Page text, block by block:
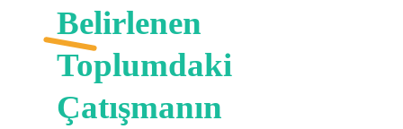
Belirlenen
Toplumdaki
Çatışmanın